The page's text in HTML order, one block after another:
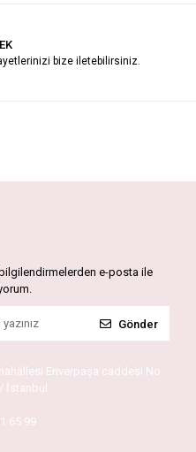
bize iletebilirsiniz.
e-posta ile
Gönder
Enverpaşa caddesi No
İstanbul
65 99